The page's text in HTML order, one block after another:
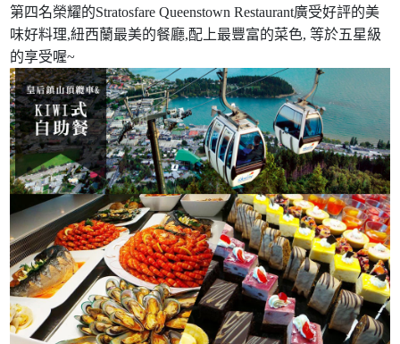
第四名榮耀的Stratosfare Queenstown Restaurant廣受好評的美
味好料理,紐西蘭最美的餐廳,配上最豐富的菜色, 等於五星級
的享受喔~